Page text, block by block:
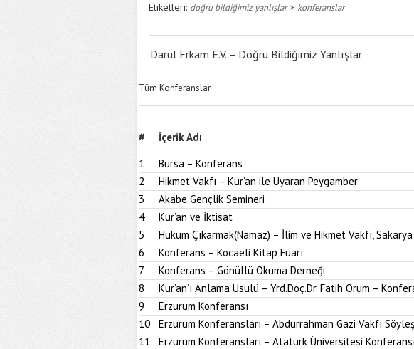
Etiketleri: doğru bildiğimiz yanlışlar> konferanslar
Darul Erkam E.V. – Doğru Bildiğimiz Yanlışlar
Tüm Konferanslar
# İçerik Adı
1
Bursa – Konferans
2
Hikmet Vakfı – Kur’an ile Uyaran Peygamber
3
Akabe Gençlik Semineri
4
Kur’an ve İktisat
5
Hüküm Çıkarmak(Namaz) – İlim ve Hikmet Vakfı, Sakarya
6
Konferans – Kocaeli Kitap Fuarı
7
Konferans – Gönüllü Okuma Derneği
8
Kur’an’ı Anlama Usulü – Yrd.Doç.Dr. Fatih Orum –
9
Erzurum Konferansı
10
Erzurum Konferansları – Abdurrahman Gazi Vakfı
11
Erzurum Konferansları – Atatürk Üniversitesi Konferansı